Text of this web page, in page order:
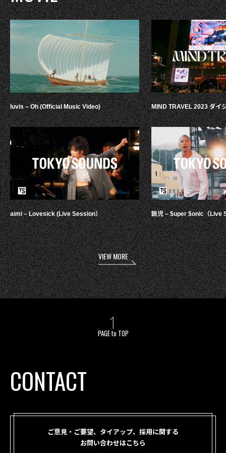
luvis – Oh (Official Music Video)
aimi – Lovesick (Live Session）
MIND TRAVEL 2023 ダイ
鋭児 – $uper $onic（Live
VIEW MORE
PAGE to TOP
CONTACT
ご意見・ご要望、タイアップ、採用に関する
お問い合わせはこちら